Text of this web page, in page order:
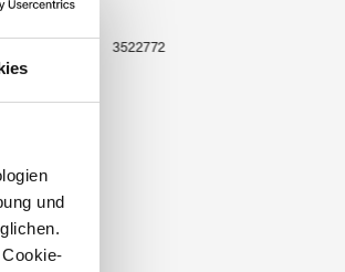
und
3522772